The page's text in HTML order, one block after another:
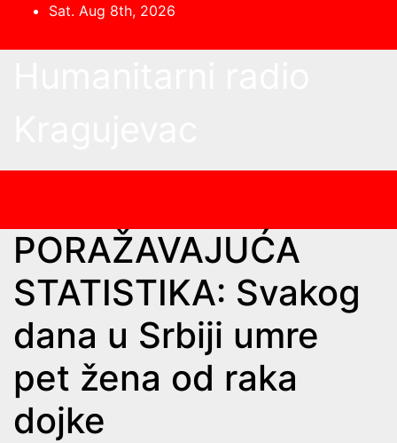
content
Sat. Aug 8th, 2026
PORAŽAVAJUĆA
STATISTIKA: Svakog
dana u Srbiji umre
pet žena od raka
dojke